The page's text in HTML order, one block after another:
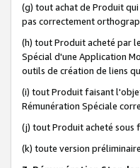
(g) tout achat de Produit qui
pas correctement
(h) tout Produit acheté par
Spécial d'une Application
outils de création de liens
(i) tout Produit faisant
Rémunération Spéciale
(j) tout Produit acheté sous
(k) toute version